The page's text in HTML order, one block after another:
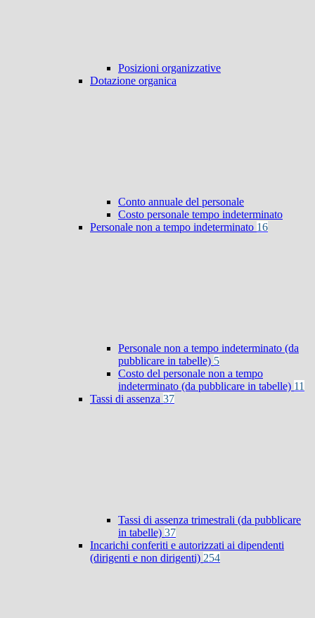
Posizioni organizzative
Dotazione organica
Conto annuale del personale
Costo personale tempo indeterminato
Personale non a tempo indeterminato 16
Personale non a tempo indeterminato (da
pubblicare in tabelle) 5
Costo del personale non a tempo
indeterminato (da pubblicare in tabelle) 11
Tassi di assenza 37
Tassi di assenza trimestrali (da pubblicare
in tabelle) 37
Incarichi conferiti e autorizzati ai dipendenti
(dirigenti e non dirigenti) 254